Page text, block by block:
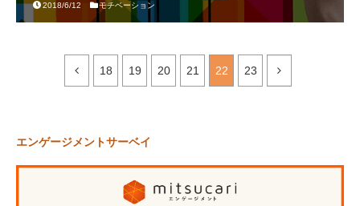
2018/6/12 モチベーション
18 19 20 21 22 23
エンゲージメントサーベイ